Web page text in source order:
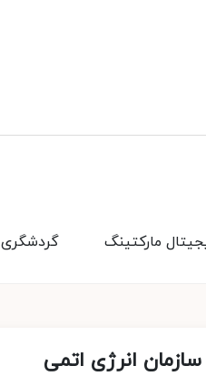
گردشگری مارکتینگ
انرژی اتمی